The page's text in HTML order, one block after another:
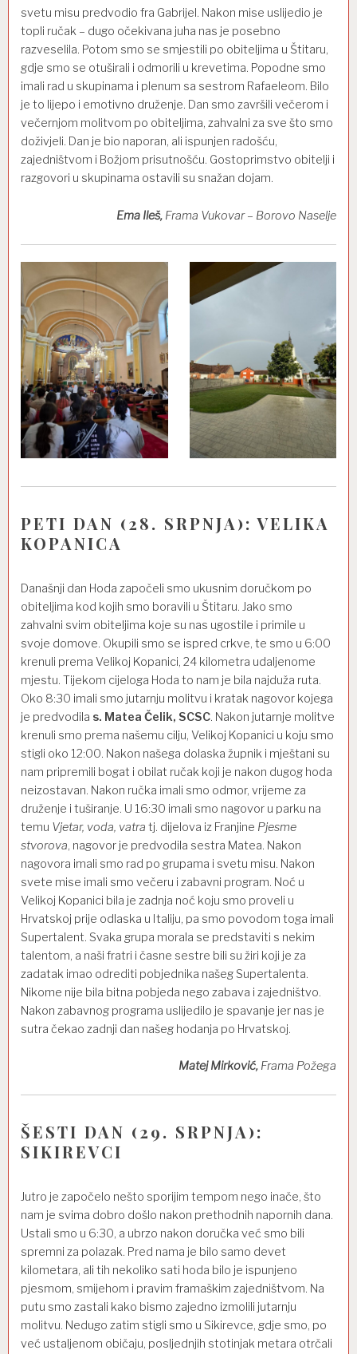
svetu misu predvodio fra Gabrijel. Nakon mise uslijedio je
topli ručak – dugo očekivana juha nas je posebno
razveselila. Potom smo se smjestili po obiteljima u Štitaru,
gdje smo se otuširali i odmorili u krevetima. Popodne smo
imali rad u skupinama i plenum sa sestrom Rafaeleom. Bilo
je to lijepo i emotivno druženje. Dan smo završili večerom i
večernjom molitvom po obiteljima, zahvalni za sve što smo
doživjeli. Dan je bio naporan, ali ispunjen radošću,
zajedništvom i Božjom prisutnošću. Gostoprimstvo obitelji i
razgovori u skupinama ostavili su snažan dojam.
Ema Ileš, Frama Vukovar – Borovo Naselje
PETI DAN (28. SRPNJA): VELIKA
KOPANICA
Današnji dan Hoda započeli smo ukusnim doručkom po
obiteljima kod kojih smo boravili u Štitaru. Jako smo
zahvalni svim obiteljima koje su nas ugostile i primile u
svoje domove. Okupili smo se ispred crkve, te smo u 6:00
krenuli prema Velikoj Kopanici, 24 kilometra udaljenome
mjestu. Tijekom cijeloga Hoda to nam je bila najduža ruta.
Oko 8:30 imali smo jutarnju molitvu i kratak nagovor kojega
je predvodila s. Matea Čelik, SCSC. Nakon jutarnje molitve
krenuli smo prema našemu cilju, Velikoj Kopanici u koju smo
stigli oko 12:00. Nakon našega dolaska župnik i mještani su
nam pripremili bogat i obilat ručak koji je nakon dugog hoda
neizostavan. Nakon ručka imali smo odmor, vrijeme za
druženje i tuširanje. U 16:30 imali smo nagovor u parku na
temu Vjetar, voda, vatra tj. dijelova iz Franjine Pjesme
stvorova, nagovor je predvodila sestra Matea. Nakon
nagovora imali smo rad po grupama i svetu misu. Nakon
svete mise imali smo večeru i zabavni program. Noć u
Velikoj Kopanici bila je zadnja noć koju smo proveli u
Hrvatskoj prije odlaska u Italiju, pa smo povodom toga imali
Supertalent. Svaka grupa morala se predstaviti s nekim
talentom, a naši fratri i časne sestre bili su žiri koji je za
zadatak imao odrediti pobjednika našeg Supertalenta.
Nikome nije bila bitna pobjeda nego zabava i zajedništvo.
Nakon zabavnog programa uslijedilo je spavanje jer nas je
sutra čekao zadnji dan našeg hodanja po Hrvatskoj.
Matej Mirković, Frama Požega
ŠESTI DAN (29. SRPNJA):
SIKIREVCI
Jutro je započelo nešto sporijim tempom nego inače, što
nam je svima dobro došlo nakon prethodnih napornih dana.
Ustali smo u 6:30, a ubrzo nakon doručka već smo bili
spremni za polazak. Pred nama je bilo samo devet
kilometara, ali tih nekoliko sati hoda bilo je ispunjeno
pjesmom, smijehom i pravim framaškim zajedništvom. Na
putu smo zastali kako bismo zajedno izmolili jutarnju
molitvu. Nedugo zatim stigli smo u Sikirevce, gdje smo, po
već ustaljenom običaju, posljednjih stotinjak metara otrčali